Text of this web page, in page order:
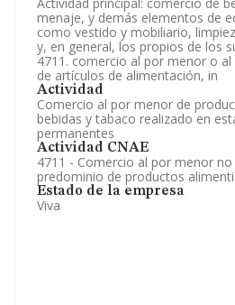
menaje, y demás elementos de
como vestido y mobiliario,
y, en general, los propios de los
4711. comercio al por menor o
de artículos de alimentación, in
Actividad
Comercio al por menor de
bebidas y tabaco realizado en
permanentes
Actividad CNAE
4711 - Comercio al por menor
predominio de productos
Estado de la empresa
Viva